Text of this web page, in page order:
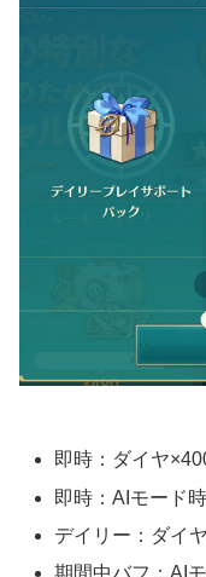
即時：ダイヤ
即時：AIモード
デイリー：ダイ
期間中バフ：AI